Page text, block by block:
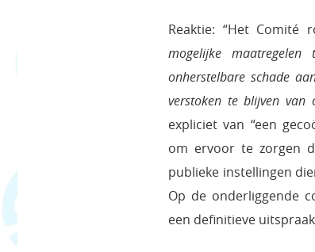
Reaktie: “Het
mogelijke
onherstelbare schade
verstoken te blijven van
expliciet van “een
om ervoor te zorgen
publieke instellingen
Op de onderliggende
een definitieve